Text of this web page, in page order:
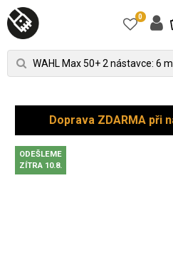
0
Doprava ZDARMA při
ODEŠLEME
ZÍTRA 10.8.